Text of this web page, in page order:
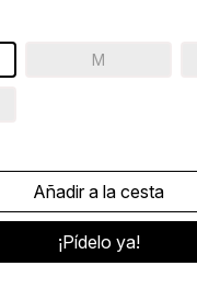
M
¡Pídelo ya!